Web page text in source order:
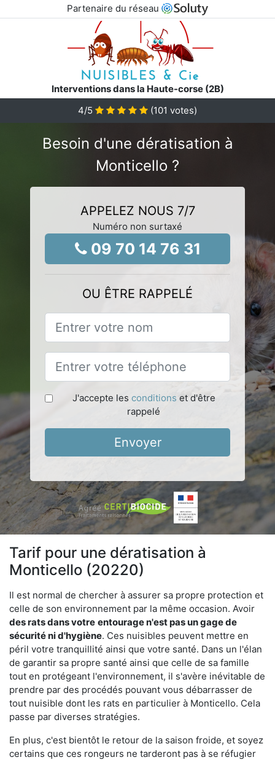
Partenaire du réseau
Interventions dans la Haute-corse (2B)
4/5 (101 votes)
Besoin d'une dératisation à
Monticello ?
APPELEZ NOUS 7/7
Numéro non surtaxé
09 70 14 76 31
OU ÊTRE RAPPELÉ
J'accepte les conditions et d'être
rappelé
Envoyer
Tarif pour une dératisation à
Monticello (20220)
Il est normal de chercher à assurer sa propre protection et
celle de son environnement par la même occasion. Avoir
des rats dans votre entourage n'est pas un gage de
sécurité ni d'hygiène. Ces nuisibles peuvent mettre en
péril votre tranquillité ainsi que votre santé. Dans un l'élan
de garantir sa propre santé ainsi que celle de sa famille
tout en protégeant l'environnement, il s'avère inévitable de
prendre par des procédés pouvant vous débarrasser de
tout nuisible dont les rats en particulier à Monticello. Cela
passe par diverses stratégies.
En plus, c'est bientôt le retour de la saison froide, et soyez
certains que ces rongeurs ne tarderont pas à se réfugier